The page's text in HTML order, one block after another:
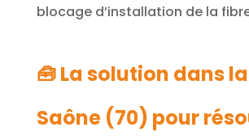
blocage d’installation de la
🧰 La solution dans
Saône (70) pour